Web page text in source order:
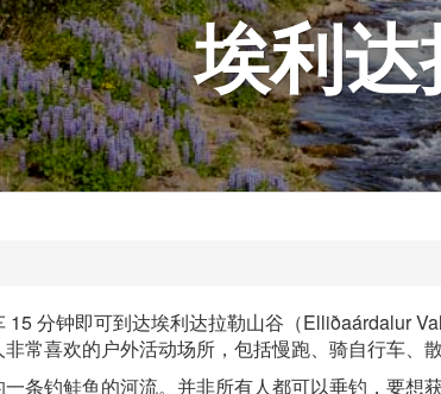
埃利
15 分钟即可到达埃利达拉勒山谷（Elliðaárdalur
常喜欢的户外活动场所，包括慢跑、骑自行车、
条钓鲑鱼的河流。并非所有人都可以垂钓，要想